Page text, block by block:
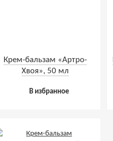
Крем-бальзам «Артро-
Хвоя», 50 мл
В избранное